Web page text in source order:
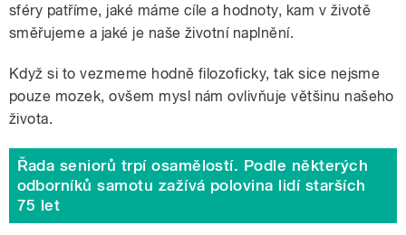
sféry patříme, jaké máme cíle a hodnoty, kam v životě
směřujeme a jaké je naše životní naplnění.
Když si to vezmeme hodně filozoficky, tak sice nejsme
pouze mozek, ovšem mysl nám ovlivňuje většinu našeho
života.
Řada seniorů trpí osamělostí. Podle některých
odborníků samotu zažívá polovina lidí starších
75 let